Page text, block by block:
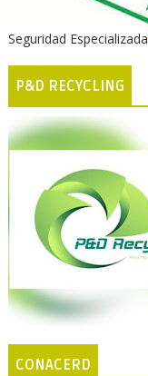
Seguridad Especializada
P&D RECYCLING
CONACERD